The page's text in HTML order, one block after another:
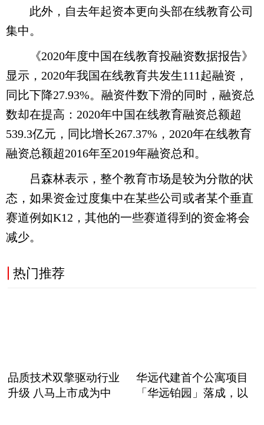
此外，自去年起资本更向头部在线教育公司
集中。
《2020年度中国在线教育投融资数据报告》
显示，2020年我国在线教育共发生111起融资，
同比下降27.93%。融资件数下滑的同时，融资总
数却在提高：2020年中国在线教育融资总额超
539.3亿元，同比增长267.37%，2020年在线教育
融资总额超2016年至2019年融资总和。
吕森林表示，整个教育市场是较为分散的状
态，如果资金过度集中在某些公司或者某个垂直
赛道例如K12，其他的一些赛道得到的资金将会
减少。
热门推荐
品质技术双擎驱动行业
升级 八马上市成为中
华远代建首个公寓项目
「华远铂园」落成，以